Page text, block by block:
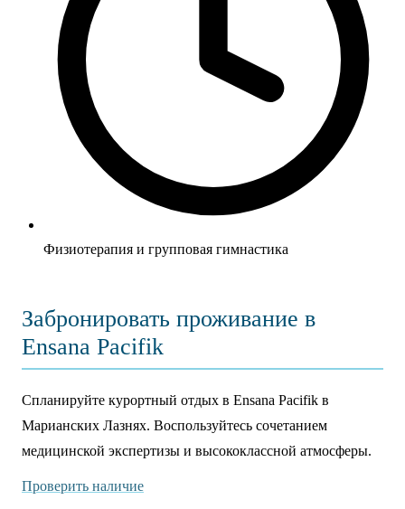
Физиотерапия и групповая гимнастика
Забронировать проживание в
Ensana Pacifik
Спланируйте курортный отдых в Ensana Pacifik в
Марианских Лазнях. Воспользуйтесь сочетанием
медицинской экспертизы и высококлассной атмосферы.
Проверить наличие